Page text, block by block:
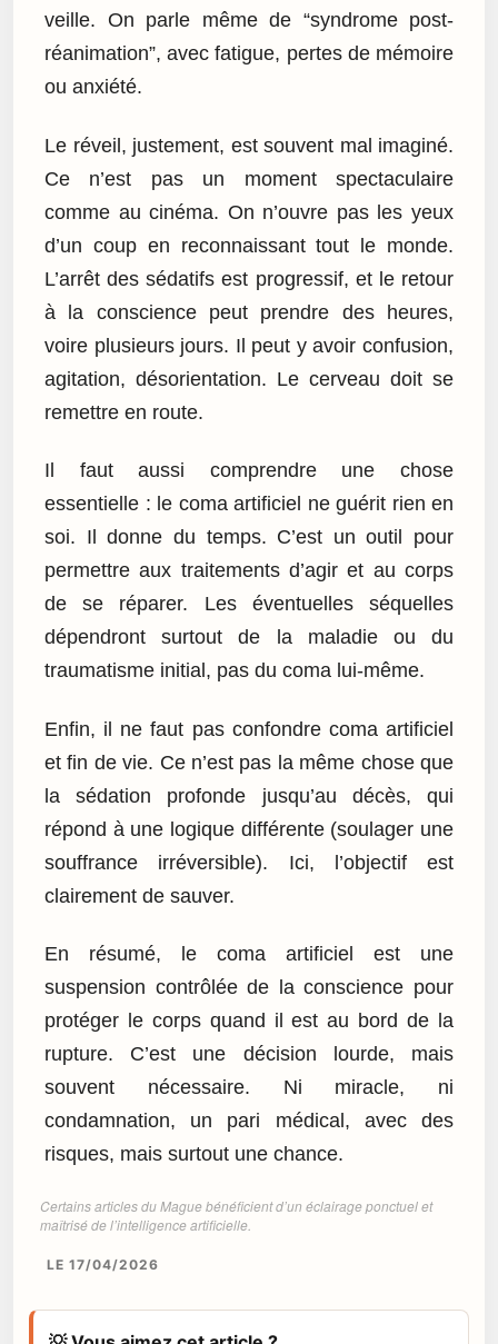
veille. On parle même de “syndrome post-
réanimation”, avec fatigue, pertes de mémoire
ou anxiété.
Le réveil, justement, est souvent mal imaginé.
Ce n’est pas un moment spectaculaire
comme au cinéma. On n’ouvre pas les yeux
d’un coup en reconnaissant tout le monde.
L’arrêt des sédatifs est progressif, et le retour
à la conscience peut prendre des heures,
voire plusieurs jours. Il peut y avoir confusion,
agitation, désorientation. Le cerveau doit se
remettre en route.
Il faut aussi comprendre une chose
essentielle : le coma artificiel ne guérit rien en
soi. Il donne du temps. C’est un outil pour
permettre aux traitements d’agir et au corps
de se réparer. Les éventuelles séquelles
dépendront surtout de la maladie ou du
traumatisme initial, pas du coma lui-même.
Enfin, il ne faut pas confondre coma artificiel
et fin de vie. Ce n’est pas la même chose que
la sédation profonde jusqu’au décès, qui
répond à une logique différente (soulager une
souffrance irréversible). Ici, l’objectif est
clairement de sauver.
En résumé, le coma artificiel est une
suspension contrôlée de la conscience pour
protéger le corps quand il est au bord de la
rupture. C’est une décision lourde, mais
souvent nécessaire. Ni miracle, ni
condamnation, un pari médical, avec des
risques, mais surtout une chance.
Certains articles du Mague bénéficient d’un éclairage ponctuel et
maîtrisé de l’intelligence artificielle.
LE 17/04/2026